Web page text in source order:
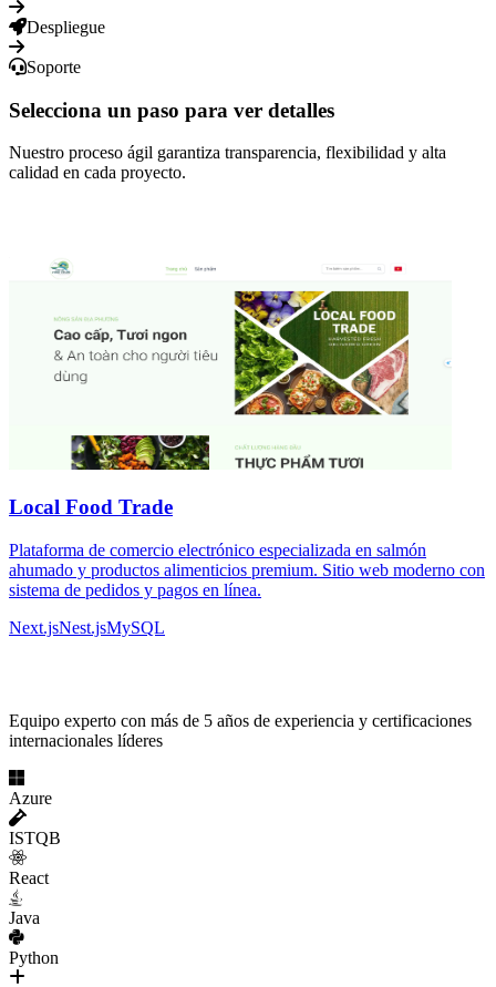
Despliegue
Soporte
Selecciona un paso para ver detalles
Nuestro proceso ágil garantiza transparencia, flexibilidad y alta
calidad en cada proyecto.
Local Food Trade
Plataforma de comercio electrónico especializada en salmón
ahumado y productos alimenticios premium. Sitio web moderno con
sistema de pedidos y pagos en línea.
Next.jsNest.jsMySQL
Equipo experto con más de 5 años de experiencia y certificaciones
internacionales líderes
Azure
ISTQB
React
Java
Python